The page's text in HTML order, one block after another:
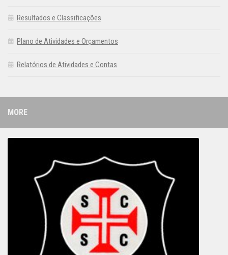
Resultados e Classificações
Plano de Atividades e Orçamentos
Relatórios de Atividades e Contas
MORE